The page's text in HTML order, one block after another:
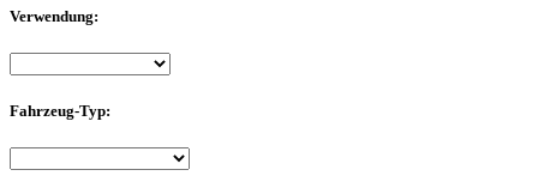
Verwendung:
Fahrzeug-Typ: